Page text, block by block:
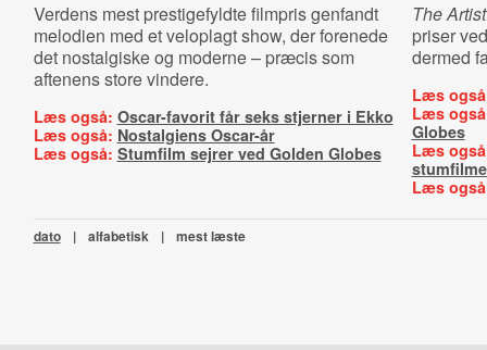
Verdens mest prestigefyldte filmpris genfandt
melodien med et veloplagt show, der forenede
det nostalgiske og moderne – præcis som
aftenens store vindere.
Læs også: Oscar-favorit får seks stjerner i Ekko
Læs også: Nostalgiens Oscar-år
Læs også: Stumfilm sejrer ved Golden Globes
The Artist
priser
dermed
Læs
Læs
Globes
Læs
Læs
dato | alfabetisk | mest læste